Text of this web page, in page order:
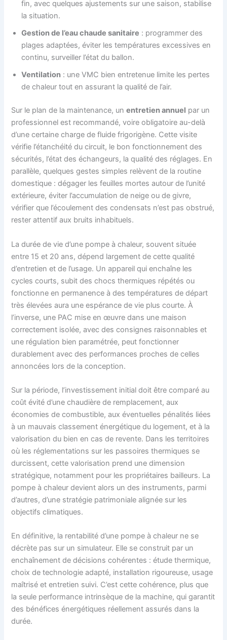
fin, avec quelques ajustements sur une saison, stabilise
la situation.
Gestion de l’eau chaude sanitaire : programmer des
plages adaptées, éviter les températures excessives en
continu, surveiller l’état du ballon.
Ventilation : une VMC bien entretenue limite les pertes
de chaleur tout en assurant la qualité de l’air.
Sur le plan de la maintenance, unentretien annuel par un
professionnel est recommandé, voire obligatoire au-delà
d’une certaine charge de fluide frigorigène. Cette visite
vérifie l’étanchéité du circuit, le bon fonctionnement des
sécurités, l’état des échangeurs, la qualité des réglages. En
parallèle, quelques gestes simples relèvent de la routine
domestique : dégager les feuilles mortes autour de l’unité
extérieure, éviter l’accumulation de neige ou de givre,
vérifier que l’écoulement des condensats n’est pas obstrué,
rester attentif aux bruits inhabituels.
La durée de vie d’une pompe à chaleur, souvent située
entre 15 et 20 ans, dépend largement de cette qualité
d’entretien et de l’usage. Un appareil qui enchaîne les
cycles courts, subit des chocs thermiques répétés ou
fonctionne en permanence à des températures de départ
très élevées aura une espérance de vie plus courte. À
l’inverse, une PAC mise en œuvre dans une maison
correctement isolée, avec des consignes raisonnables et
une régulation bien paramétrée, peut fonctionner
durablement avec des performances proches de celles
annoncées lors de la conception.
Sur la période, l’investissement initial doit être comparé au
coût évité d’une chaudière de remplacement, aux
économies de combustible, aux éventuelles pénalités liées
à un mauvais classement énergétique du logement, et à la
valorisation du bien en cas de revente. Dans les territoires
où les réglementations sur les passoires thermiques se
durcissent, cette valorisation prend une dimension
stratégique, notamment pour les propriétaires bailleurs. La
pompe à chaleur devient alors un des instruments, parmi
d’autres, d’une stratégie patrimoniale alignée sur les
objectifs climatiques.
En définitive, la rentabilité d’une pompe à chaleur ne se
décrète pas sur un simulateur. Elle se construit par un
enchaînement de décisions cohérentes : étude thermique,
choix de technologie adapté, installation rigoureuse, usage
maîtrisé et entretien suivi. C’est cette cohérence, plus que
la seule performance intrinsèque de la machine, qui garantit
des bénéfices énergétiques réellement assurés dans la
durée.